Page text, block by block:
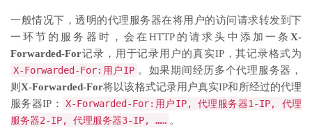
一般情况下，透明的代理服务器在将用户的访问请求转发到下
一环节的服务器时，会在HTTP的请求头中添加一条 X-
Forwarded-For记录，用于记录用户的真实IP，其记录格式为
X-Forwarded-For:用户IP 。如果期间经历多个代理服务器，
则X-Forwarded-For将以该格式记录用户真实IP和所经过的代理
服务器IP：
X-Forwarded-For:用户IP, 代理服务器1-IP, 代理
服务器2-IP, 代理服务器3-IP, …… 。